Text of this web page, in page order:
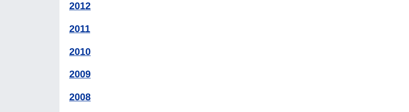
2012
2011
2010
2009
2008